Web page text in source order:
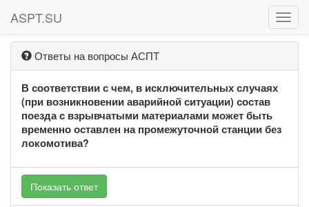
ASPT.SU
Ответы на вопросы АСПТ
В соответствии с чем, в исключительных случаях
(при возникновении аварийной ситуации) состав
поезда с взрывчатыми материалами может быть
временно оставлен на промежуточной станции без
локомотива?
Показать ответ